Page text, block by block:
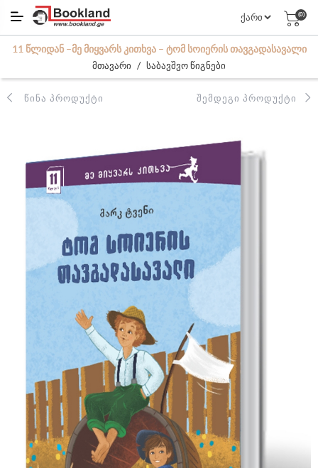
(0)
11 ᲬᲚᲘᲓᲐᲜ –ᲛᲔ ᲛᲘᲧᲕᲐᲠᲡ ᲙᲘᲗᲮᲕᲐ – ᲢᲝᲛ ᲡᲝᲘᲔᲠᲘᲡ ᲗᲐᲕᲒᲐᲓᲐᲡᲐᲕᲐᲚᲘ
მთავარი / საბავშვო წიგნები
ᲬᲘᲜᲐ ᲞᲠᲝᲓᲣᲥᲢᲘ ᲨᲔᲛᲓᲔᲒᲘ ᲞᲠᲝᲓᲣᲥᲢᲘ